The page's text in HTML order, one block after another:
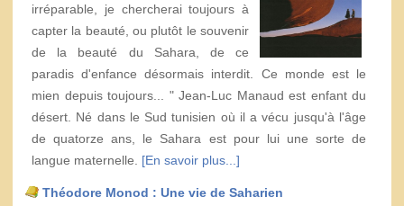
irréparable, je chercherai toujours à
capter la beauté, ou plutôt le souvenir
de la beauté du Sahara, de ce
paradis d'enfance désormais interdit. Ce monde est le
mien depuis toujours... " Jean-Luc Manaud est enfant du
désert. Né dans le Sud tunisien où il a vécu jusqu'à l'âge
de quatorze ans, le Sahara est pour lui une sorte de
langue maternelle. [En savoir plus...]
Théodore Monod : Une vie de Saharien